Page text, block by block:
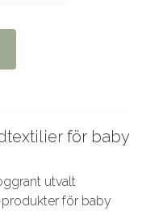
för baby
utvalt
för baby